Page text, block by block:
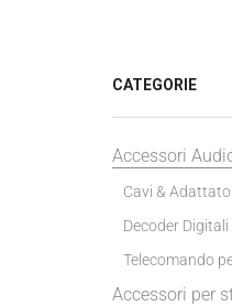
CATEGORIE
Accessori
Cavi &
Decoder Digitali
Telecomando
Accessori per